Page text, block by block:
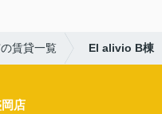
賃貸一覧 El alivio B棟
店